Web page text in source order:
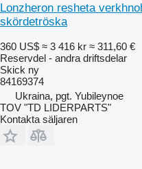
Lonzheron resheta
skördetröska
360 US$ ≈ 3 416 kr ≈ 311,60 €
Reservdel - andra driftsdelar
Skick ny
84169374
Ukraina, pgt. Yubileynoe
TOV "TD LIDERPARTS"
Kontakta säljaren